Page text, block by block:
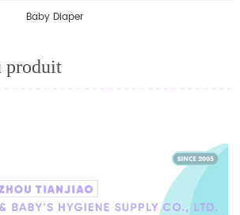
Baby Diaper
produit